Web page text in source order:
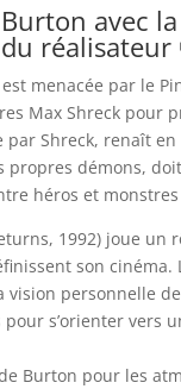
avec
réalisateur
menacée par le
Max Shreck
Shreck, renaît
propres démons,
héros et
1992) joue
son
personnelle
s’orienter vers
Burton pour les